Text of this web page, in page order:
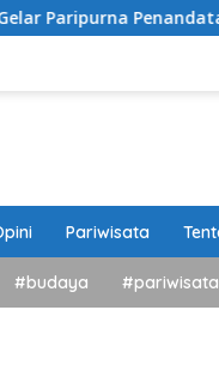
Penandatanganan
Pariwisata
#budaya #pariwisata